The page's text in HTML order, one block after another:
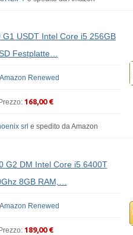
G1 USDT Intel Core i5 256GB
Festplatte…
Amazon Renewed
Prezzo: 168,00 €
srl e spedito da Amazon
G2 DM Intel Core i5 6400T
8GB RAM,…
Amazon Renewed
Prezzo: 189,00 €